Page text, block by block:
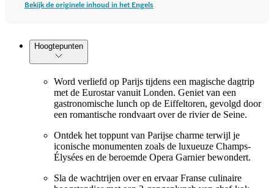
Bekijk de originele inhoud in het Engels
Hoogtepunten
Word verliefd op Parijs tijdens een magische dagtrip
met de Eurostar vanuit Londen. Geniet van een
gastronomische lunch op de Eiffeltoren, gevolgd door
een romantische rondvaart over de rivier de Seine.
Ontdek het toppunt van Parijse charme terwijl je
iconische monumenten zoals de luxueuze Champs-
Élysées en de beroemde Opera Garnier bewondert.
Sla de wachtrijen over en ervaar Franse culinaire